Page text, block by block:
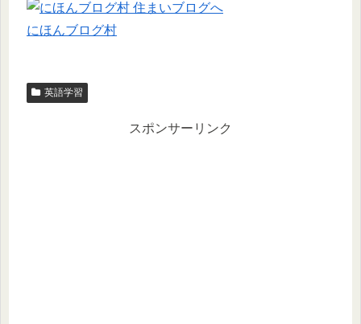
にほんブログ村
英語学習
スポンサーリンク